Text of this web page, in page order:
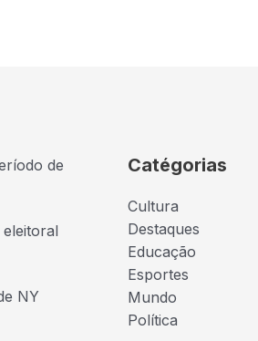
de
NY
Catégorias
Cultura
Destaques
Educação
Esportes
Mundo
Política